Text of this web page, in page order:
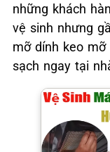
những khách
vệ sinh nhưng
mỡ dính keo
sạch ngay tại